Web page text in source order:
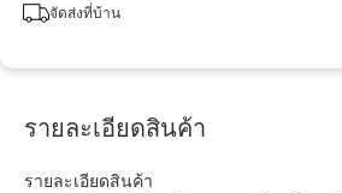
จัดส่งที่บ้าน
รายละเอียดสินค้า
รายละเอียดสินค้า